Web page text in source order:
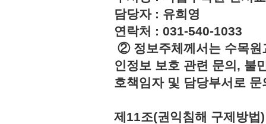
담당자 : 유희영
연락처 : 031-540-1033
② 정보주체께서는 수목원
인정보 보호 관련 문의, 불
호책임자 및 담당부서로
제11조(권익침해 구제방법)